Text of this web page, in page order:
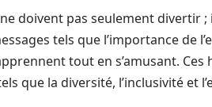
doivent pas seulement divertir
tels que l’importance de
tout en s’amusant.
que la diversité, l’inclusivité et